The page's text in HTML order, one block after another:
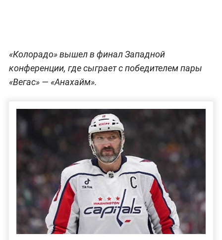
«Колорадо» вышел в финал Западной
конференции, где сыграет с победителем пары
«Вегас» — «Анахайм».